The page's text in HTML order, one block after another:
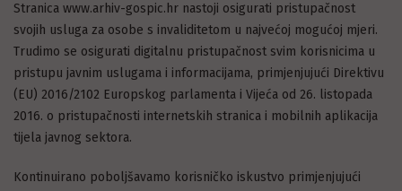
Stranica www.arhiv-gospic.hr nastoji osigurati pristupačnost
svojih usluga za osobe s invaliditetom u najvećoj mogućoj mjeri.
Trudimo se osigurati digitalnu pristupačnost svim korisnicima u
pristupu javnim uslugama i informacijama, primjenjujući Direktivu
(EU) 2016/2102 Europskog parlamenta i Vijeća od 26. listopada
2016. o pristupačnosti internetskih stranica i mobilnih aplikacija
tijela javnog sektora.
Kontinuirano poboljšavamo korisničko iskustvo primjenjujući